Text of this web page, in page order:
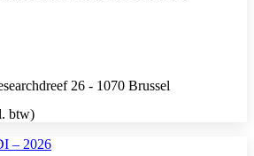
26 - 1070 Brussel
btw)
– 2026